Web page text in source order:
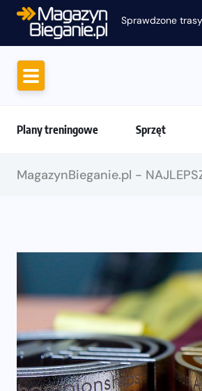
Sprawdzone
Plany treningowe Sprzęt
MagazynBieganie.pl -